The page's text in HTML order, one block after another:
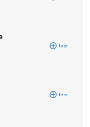
leer
leer